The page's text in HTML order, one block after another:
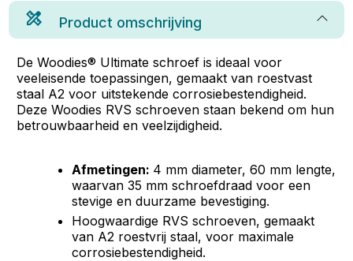
Product omschrijving
De Woodies® Ultimate schroef is ideaal voor
veeleisende toepassingen, gemaakt van roestvast
staal A2 voor uitstekende corrosiebestendigheid.
Deze Woodies RVS schroeven staan bekend om hun
betrouwbaarheid en veelzijdigheid.
Afmetingen: 4 mm diameter, 60 mm lengte,
waarvan 35 mm schroefdraad voor een
stevige en duurzame bevestiging.
Hoogwaardige RVS schroeven, gemaakt
van A2 roestvrij staal, voor maximale
corrosiebestendigheid.